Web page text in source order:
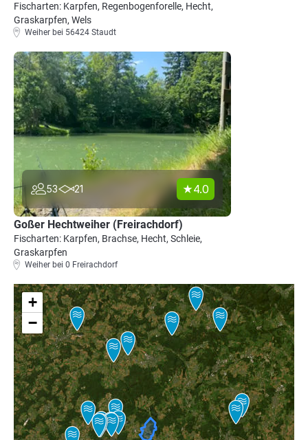
Fischarten: Karpfen, Regenbogenforelle, Hecht,
Graskarpfen, Wels
Weiher bei 56424 Staudt
53 21 4.0
Goßer Hechtweiher (Freirachdorf)
Fischarten: Karpfen, Brachse, Hecht, Schleie,
Graskarpfen
Weiher bei 0 Freirachdorf
+
−